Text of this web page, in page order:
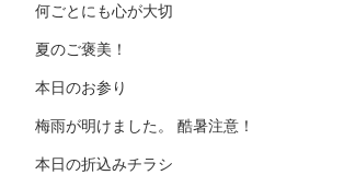
何ごとにも心が大切
夏のご褒美！
本日のお参り
梅雨が明けました。 酷暑注意！
本日の折込みチラシ